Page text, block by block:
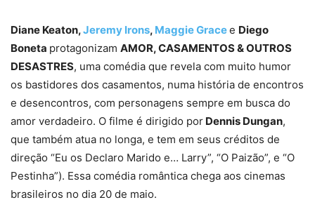
Diane Keaton,Jeremy Irons, Maggie Gracee Diego
Boneta protagonizam AMOR, CASAMENTOS & OUTROS
DESASTRES, uma comédia que revela com muito humor
os bastidores dos casamentos, numa história de encontros
e desencontros, com personagens sempre em busca do
amor verdadeiro. O filme é dirigido por Dennis Dungan,
que também atua no longa, e tem em seus créditos de
direção “Eu os Declaro Marido e… Larry”, “O Paizão”, e “O
Pestinha”). Essa comédia romântica chega aos cinemas
brasileiros no dia 20 de maio.